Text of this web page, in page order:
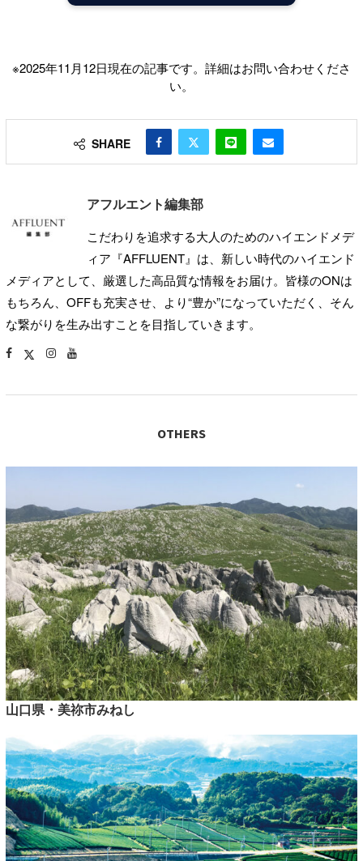
※2025年11月12日現在の記事です。詳細はお問い合わせくださ
い。
SHARE
アフルエント編集部
こだわりを追求する大人のためのハイエンドメデ
ィア『AFFLUENT』は、新しい時代のハイエンド
メディアとして、厳選した高品質な情報をお届け。皆様のONは
もちろん、OFFも充実させ、より“豊か”になっていただく、そん
な繋がりを生み出すことを目指していきます。
OTHERS
山口県・美祢市みねし